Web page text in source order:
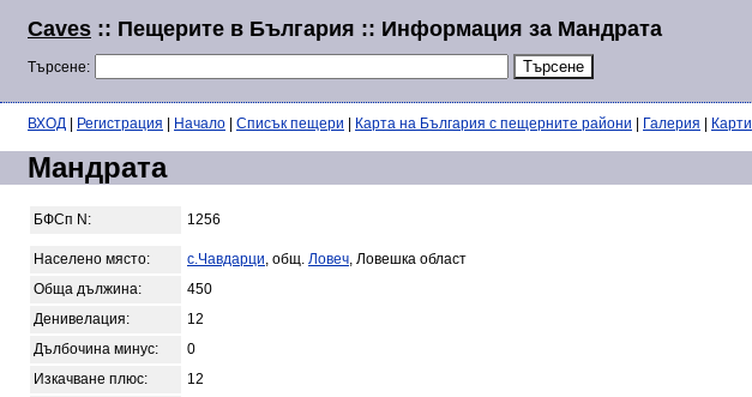
Caves :: Пещерите в България :: Информация за Мандрата
Търсене:
ВХОД Регистрация Начало Списък пещери Карта на България с пещерните райони Галерия Карти
Мандрата
БФСп N: 1256
Населено място: с.Чавдарци, общ. Ловеч, Ловешка област
Обща дължина:
450
Денивелация:
12
Дълбочина минус:
0
Изкачване плюс:
12